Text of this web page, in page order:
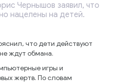
Чернышов заявил, что
нацелены на детей.
что дети действуют
ждут обмана.
игры и
жертв. По словам